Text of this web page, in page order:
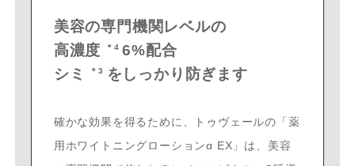
美容の専門機関レベルの
高濃度
＊4 6%配合
シミ
＊3 をしっかり防ぎます
確かな効果を得るために、トゥヴェールの「薬
用ホワイトニングローションα EX」は、美容